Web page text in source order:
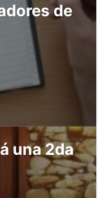
de
una 2da